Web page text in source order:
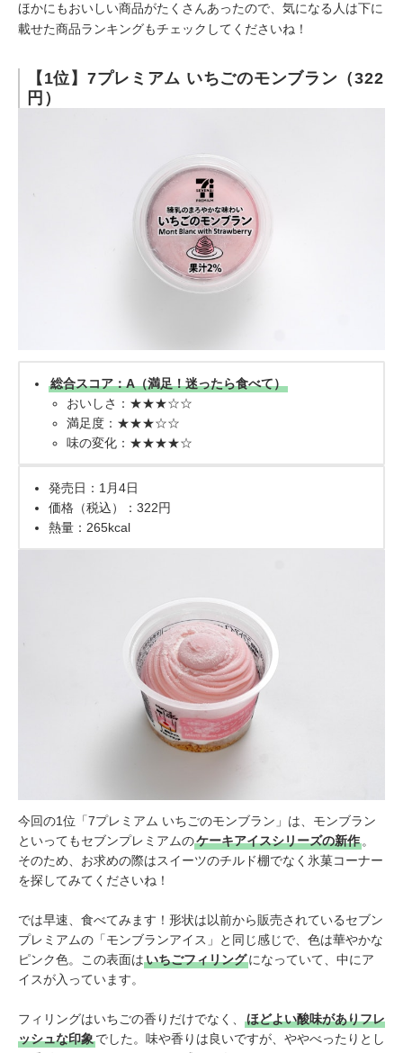
ほかにもおいしい商品がたくさんあったので、気になる人は下に
載せた商品ランキングもチェックしてくださいね！
【1位】7プレミアム いちごのモンブラン（322
円）
総合スコア：A（満足！迷ったら食べて）
おいしさ：★★★☆☆
満足度：★★★☆☆
味の変化：★★★★☆
発売日：1月4日
価格（税込）：322円
熱量：265kcal
今回の1位「7プレミアム いちごのモンブラン」は、モンブラン
といってもセブンプレミアムのケーキアイスシリーズの新作。
そのため、お求めの際はスイーツのチルド棚でなく氷菓コーナー
を探してみてくださいね！
では早速、食べてみます！形状は以前から販売されているセブン
プレミアムの「モンブランアイス」と同じ感じで、色は華やかな
ピンク色。この表面はいちごフィリングになっていて、中にア
イスが入っています。
フィリングはいちごの香りだけでなく、
ほどよい酸味がありフレ
ッシュな印象でした。味や香りは良いですが、ややべったりとし